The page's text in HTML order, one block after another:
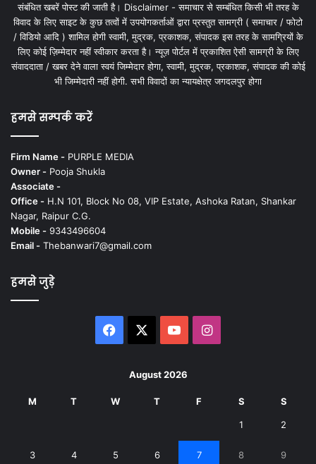
संबंधित खबरें पोस्ट की जाती है। Disclaimer - समाचार से सम्बंधित किसी भी तरह के
विवाद के लिए साइट के कुछ तत्वों में उपयोगकर्ताओं द्वारा प्रस्तुत सामग्री ( समाचार / फोटो
/ विडियो आदि ) शामिल होगी स्वामी, मुद्रक, प्रकाशक, संपादक इस तरह के सामग्रियों के
लिए कोई ज़िम्मेदार नहीं स्वीकार करता है। न्यूज़ पोर्टल में प्रकाशित ऐसी सामग्री के लिए
संवाददाता / खबर देने वाला स्वयं जिम्मेदार होगा, स्वामी, मुद्रक, प्रकाशक, संपादक की कोई
भी जिम्मेदारी नहीं होगी. सभी विवादों का न्यायक्षेत्र जगदलपुर होगा
हमसे सम्पर्क करें
Firm Name - PURPLE MEDIA
Owner - Pooja Shukla
Associate -
Office - H.N 101, Block No 08, VIP Estate, Ashoka Ratan, Shankar
Nagar, Raipur C.G.
Mobile - 9343496604
Email - Thebanwari7@gmail.com
हमसे जुड़े
Facebook YouTubeInstagram
August 2026
M T W T F S S
1 2
3 4 5 6 7 8 9